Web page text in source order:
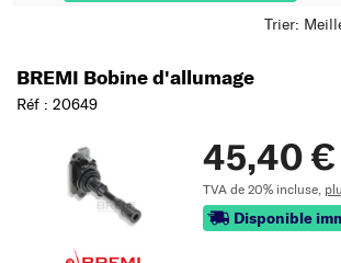
Trier:
BREMI Bobine d'allumage
Réf : 20649
45,40 €
TVA de 20% incluse,
Disponible